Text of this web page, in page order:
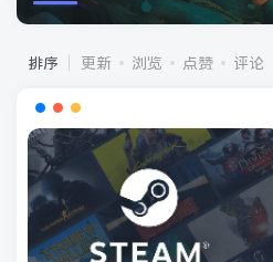
排序 更新 浏览 点赞 评论